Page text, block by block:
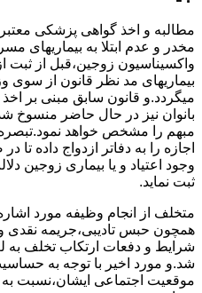
مطالبه و اخذ گواهی پزشکی معتبر
مخدر و عدم ابتلا به بیماریهای
بیماریهای مد نظر قانون از سوی
میگردد.و قانون سابق مبنی بر
بانوان نیز در حال حاضر منسوخ
مبهم را مشخص خواهد
اجازه را به دفاتر ازدواج داده
وجود اعتیاد و یا بیماری زوجین
ثبت نماید.
متخلف از انجام وظیفه مورد
همچون حبس تادیبی،جریمه نقدی و
شرایط و دفعات ارتکاب تخلف به
شد.و مورد اخیر با توجه به
موقعیت اجتماعی ایشان،نسبت به